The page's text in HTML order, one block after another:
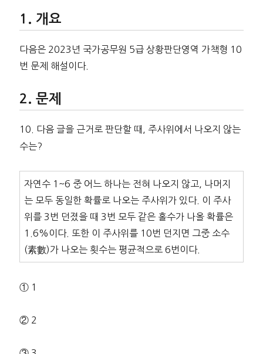
개요
다음은 2023년 국가공무원 5급 상황판단영역 가책형 10
번 문제 해설이다.
문제
10. 다음 글을 근거로 판단할 때, 주사위에서 나오지 않는
수는?
자연수 1~6 중 어느 하나는 전혀 나오지 않고, 나머지
는 모두 동일한 확률로 나오는 주사위가 있다. 이 주사
위를 3번 던졌을 때 3번 모두 같은 홀수가 나올 확률은
1.6%이다. 또한 이 주사위를 10번 던지면 그중 소수
(素數)가 나오는 횟수는 평균적으로 6번이다.
① 1
② 2